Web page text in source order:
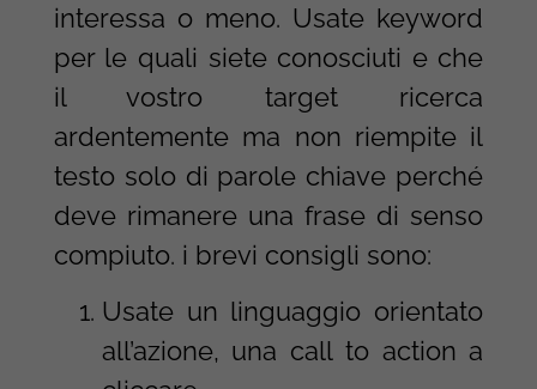
interessa o meno. Usate keyword
per le quali siete conosciuti e che
il vostro target ricerca
ardentemente ma non riempite il
testo solo di parole chiave perché
deve rimanere una frase di senso
compiuto. i brevi consigli sono:
Usate un linguaggio orientato
all’azione, una call to action a